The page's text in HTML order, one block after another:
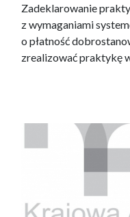
Zadeklarowanie
z wymaganiami
o płatność
zrealizować praktykę
przez upoważnioną